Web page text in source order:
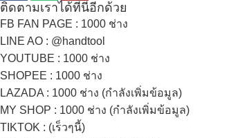
ติดตามเราได้ที่นี่อีกด้วย
FB FAN PAGE : 1000 ช่าง
LINE AO : @handtool
YOUTUBE : 1000 ช่าง
SHOPEE : 1000 ช่าง
LAZADA : 1000 ช่าง (กำลังเพิ่มข้อมูล)
MY SHOP : 1000 ช่าง (กำลังเพิ่มข้อมูล)
TIKTOK : (เร็วๆนี้)